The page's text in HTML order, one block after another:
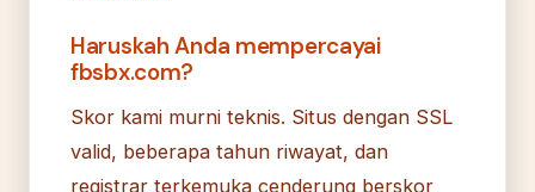
Haruskah Anda mempercayai
fbsbx.com?
Skor kami murni teknis. Situs dengan SSL
valid, beberapa tahun riwayat, dan
registrar terkemuka cenderung berskor